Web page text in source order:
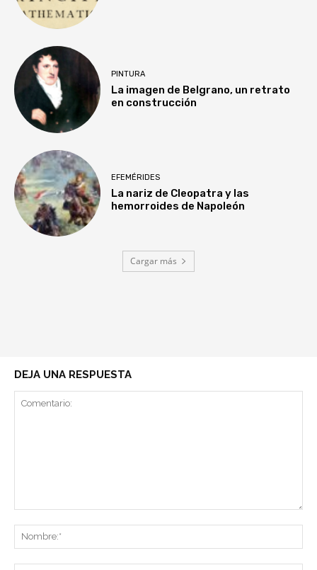
PINTURA
La imagen de Belgrano, un retrato
en construcción
EFEMÉRIDES
La nariz de Cleopatra y las
hemorroides de Napoleón
Cargar más
DEJA UNA RESPUESTA